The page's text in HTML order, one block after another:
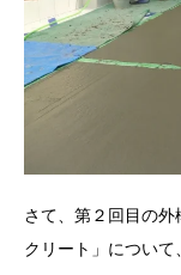
さて、第２回目の
クリート」について